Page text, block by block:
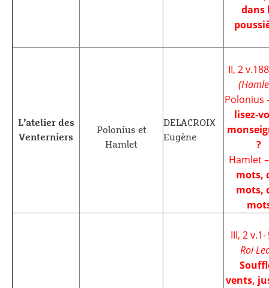
dans
L’atelier des
Venterniers
Polonius et
Hamlet
DELACROIX
Eugène
II, 2
Polonius
lisez-
?
Hamlet
mots,
mots,
III, 2
Roi
vents,